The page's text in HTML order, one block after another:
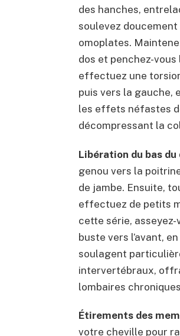
des hanches,
soulevez
omoplates.
dos et penchez-
effectuez une
puis vers la gauche,
les effets néfastes
décompressant la
Libération du bas du
genou vers la
de jambe. Ensuite,
effectuez de petits
cette série,
buste vers l’avant,
soulagent
intervertébraux,
lombaires
Étirements des
votre cheville pour